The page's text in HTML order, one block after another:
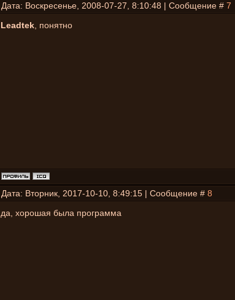
Дата: Воскресенье, 2008-07-27, 8:10:48 | Сообщение # 7
Leadtek , понятно
Дата: Вторник, 2017-10-10, 8:49:15 | Сообщение # 8
да, хорошая была программа